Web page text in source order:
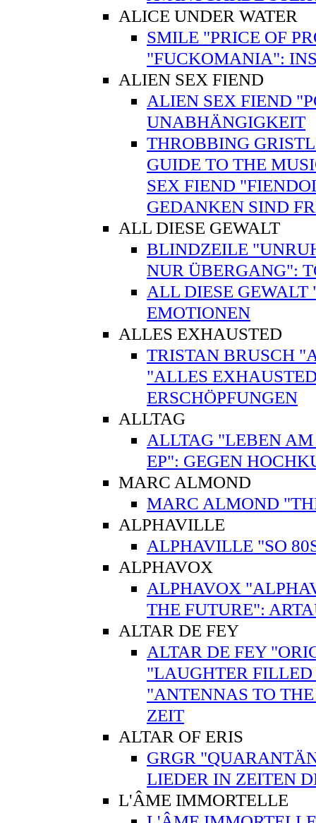
ALICE UNDER WATER
SMILE "PRICE OF
"FUCKOMANIA":
ALIEN SEX FIEND
ALIEN SEX FIEND
UNABHÄNGIGKEIT
THROBBING
GUIDE TO THE
SEX FIEND
GEDANKEN SIND
ALL DIESE GEWALT
BLINDZEILE
NUR ÜBERGANG":
ALL DIESE
EMOTIONEN
ALLES EXHAUSTED
TRISTAN BRUSCH
"ALLES
ERSCHÖPFUNGEN
ALLTAG
ALLTAG "LEBEN AM
EP": GEGEN
MARC ALMOND
MARC ALMOND
ALPHAVILLE
ALPHAVILLE "SO
ALPHAVOX
ALPHAVOX
THE FUTURE":
ALTAR DE FEY
ALTAR DE FEY
"LAUGHTER
"ANTENNAS TO
ZEIT
ALTAR OF ERIS
GRGR
LIEDER IN ZEITEN
L'ÂME IMMORTELLE